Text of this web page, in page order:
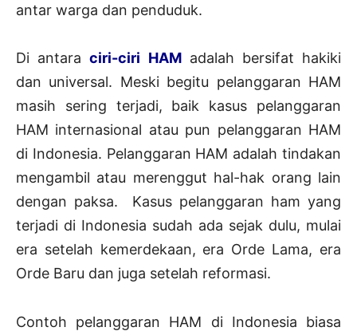
antar warga dan penduduk.
Di antaraciri-ciri HAMadalah bersifat hakiki
dan universal. Meski begitu pelanggaran HAM
masih sering terjadi, baik kasus pelanggaran
HAM internasional atau pun pelanggaran HAM
di Indonesia. Pelanggaran HAM adalah tindakan
mengambil atau merenggut hal-hak orang lain
dengan paksa. Kasus pelanggaran ham yang
terjadi di Indonesia sudah ada sejak dulu, mulai
era setelah kemerdekaan, era Orde Lama, era
Orde Baru dan juga setelah reformasi.
Contoh pelanggaran HAM di Indonesia biasa